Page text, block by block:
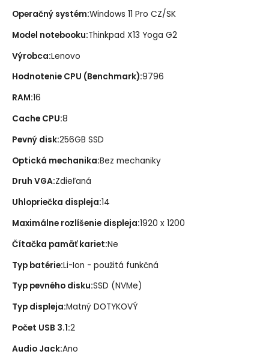
Operačný systém:Windows 11 Pro CZ/SK
Model notebooku:Thinkpad X13 Yoga G2
Výrobca:Lenovo
Hodnotenie CPU (Benchmark):9796
RAM:16
Cache CPU:8
Pevný disk:256GB SSD
Optická mechanika:Bez mechaniky
Druh VGA:Zdieľaná
Uhlopriečka displeja:14
Maximálne rozlíšenie displeja:1920 x 1200
Čítačka pamäť kariet:Ne
Typ batérie:Li-Ion - použitá funkčná
Typ pevného disku:SSD (NVMe)
Typ displeja:Matný DOTYKOVÝ
Počet USB 3.1:2
Audio Jack:Ano